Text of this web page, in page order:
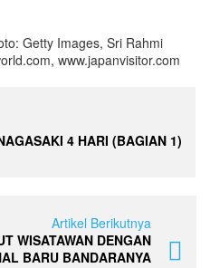
Getty Images, Sri Rahmi
www.japanvisitor.com
4 HARI (BAGIAN 1)
Artikel Berikutnya
WISATAWAN DENGAN
BARU BANDARANYA